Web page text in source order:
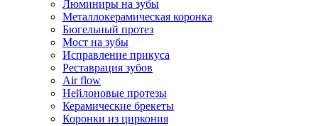
Люминиры на зубы
Металлокерамическая коронка
Бюгельный протез
Мост на зубы
Исправление прикуса
Реставрация зубов
Air flow
Нейлоновые протезы
Керамические брекеты
Коронки из циркония